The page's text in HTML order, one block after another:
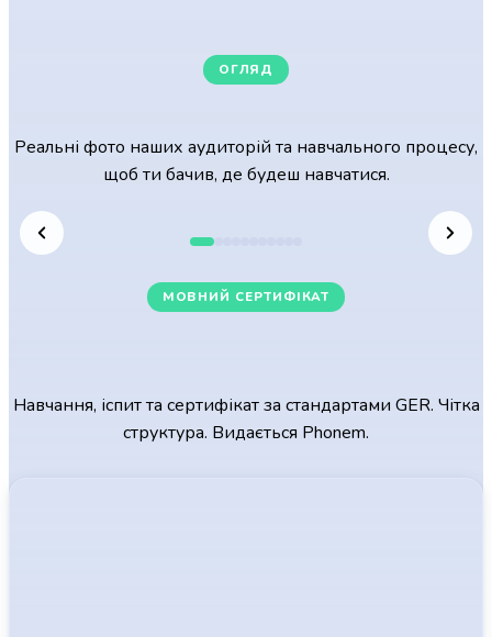
ОГЛЯД
Реальні фото наших аудиторій та навчального процесу,
щоб ти бачив, де будеш навчатися.
МОВНИЙ СЕРТИФІКАТ
Навчання, іспит та сертифікат за стандартами GER. Чітка
структура. Видається Phonem.